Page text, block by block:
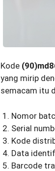
Kode
yang mirip
semacam itu
Nomor
Serial
Kode
Data
Barcode